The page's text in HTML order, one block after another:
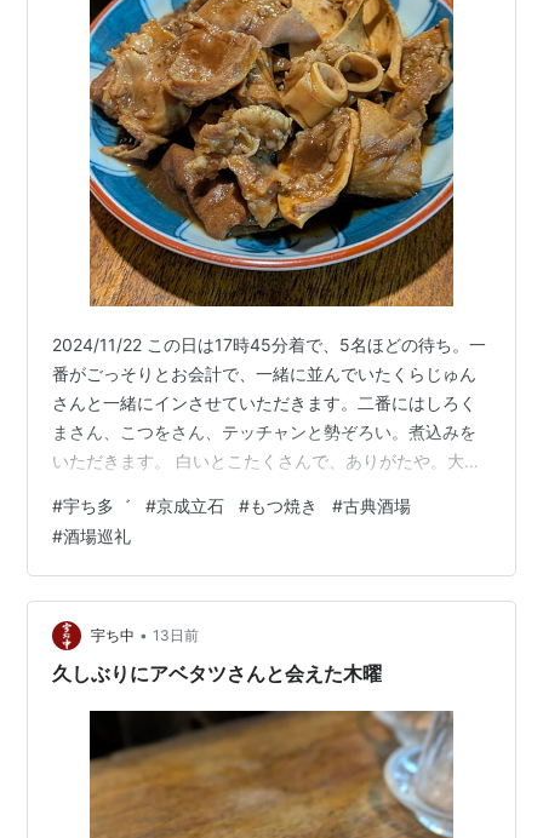
2024/11/22 この日は17時45分着で、5名ほどの待ち。一
番がごっそりとお会計で、一緒に並んでいたくらじゅん
さんと一緒にインさせていただきます。二番にはしろく
まさん、こつをさん、テッチャンと勢ぞろい。煮込みを
いただきます。 白いとこたくさんで、ありがたや。大根
辛みがあってめちゃウマです。アブラ多いところ薄塩よ
く焼きが焼けてきました。 じゅわーっと、堪りません。
すかさずうめ割りをいただきます。 くらじゅんさんと、
明日の土曜口開け狙いについて盛り上がりつつ、アブラ
薄塩とうめ割りを堪能してごちそうさま。この日は小瓶
のあと、うめ1つで大満足。…
#宇ち多゛ #京成立石 #もつ焼き #古典酒場
#酒場巡礼
宇ち中 • 13日前
久しぶりにアベタツさんと会えた木曜